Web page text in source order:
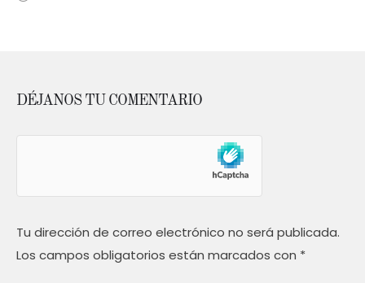
DÉJANOS TU COMENTARIO
Tu dirección de correo electrónico no será publicada.
Los campos obligatorios están marcados con *